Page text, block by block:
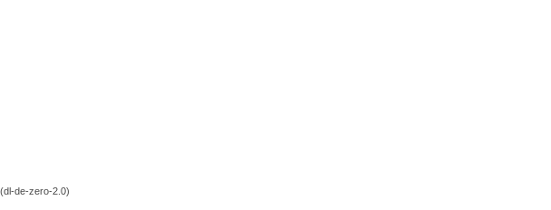
de-zero-2.0)